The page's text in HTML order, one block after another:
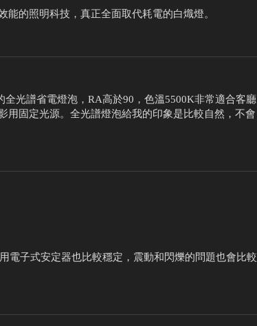
能的照明科技，真正全面取代耗電的白熾燈。
光譜省電燈泡，RA高於90，色溫5500K非常適合客廳
用固定光源。全光譜燈泡給我的印象是比較自然，不會
電子式安定器也比較穩定，震動和閃爍的問題也會比較